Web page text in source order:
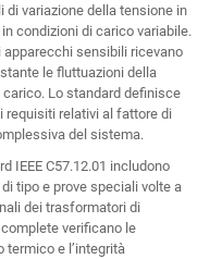
variazione della tensione in
condizioni di carico variabile.
sensibili ricevano
le fluttuazioni della
Lo standard definisce
requisiti relativi al fattore di
del sistema.
IEEE C57.12.01 includono
tipo e prove speciali volte a
dei trasformatori di
verificano le
e l’integrità